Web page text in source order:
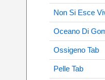
Non Si Esce
Oceano Di
Ossigeno Tab
Pelle Tab